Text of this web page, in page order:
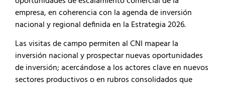
empresa, en coherencia con la agenda de inversión
nacional y regional definida en la Estrategia 2026.
Las visitas de campo permiten al CNI mapear la
inversión nacional y prospectar nuevas oportunidades
de inversión; acercándose a los actores clave en nuevos
sectores productivos o en rubros consolidados que